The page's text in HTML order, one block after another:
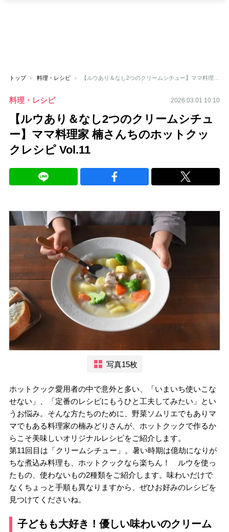
トップ 料理・レシピ
料理・レシピ 2026.03.01 10:10
【ルウあり＆なし2つのクリームシチュ
ー】ママ料理家 楠さんちのホットクッ
クレシピ Vol.11
写真15枚
ホットクック愛用者の中で意外と多い、「いまいち使いこな
せない」、「定番のレシピにもうひと工夫してみたい」とい
うお悩み。そんな方たちのために、野菜ソムリエでもありマ
マでもある料理家の楠みどりさんが、ホットクックで作るか
らこそ美味しいオリジナルレシピをご紹介します。
第11回目は「クリームシチュー」。暑い時期は億劫になりが
ちな煮込み料理も、ホットクックなら楽ちん！ ルウを使っ
たもの、使わないもの2種類をご紹介します。味わいだけで
なくちょっと手順も異なりますから、ぜひお好みのレシピを
見つけてくださいね。
子どもも大好き！優しい味わいのクリーム